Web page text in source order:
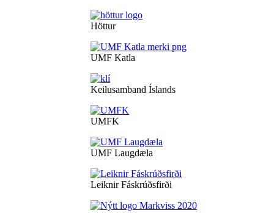
Höttur
UMF Katla
Keilusamband Íslands
UMFK
UMF Laugdæla
Leiknir Fáskrúðsfirði